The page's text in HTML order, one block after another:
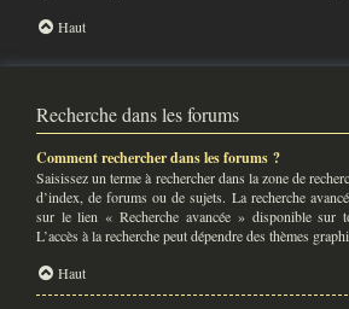
Haut
Recherche dans les forums
Comment rechercher dans les forums ?
Saisissez un terme à rechercher dans la zone de
d’index, de forums ou de sujets. La recherche
sur le lien « Recherche avancée » disponible sur
L’accès à la recherche peut dépendre des thèmes
Haut